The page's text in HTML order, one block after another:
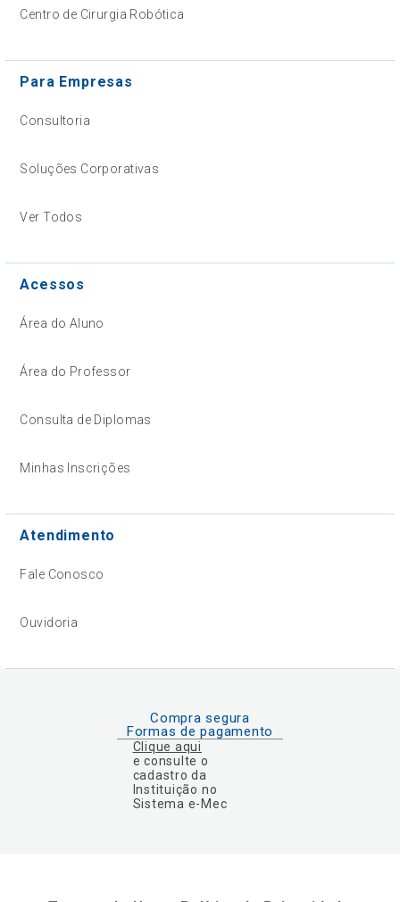
Centro de Cirurgia Robótica
Para Empresas
Consultoria
Soluções Corporativas
Ver Todos
Acessos
Área do Aluno
Área do Professor
Consulta de Diplomas
Minhas Inscrições
Atendimento
Fale Conosco
Ouvidoria
Compra segura
Formas de pagamento
Clique aqui
e consulte o
cadastro da
Instituição no
Sistema e-Mec